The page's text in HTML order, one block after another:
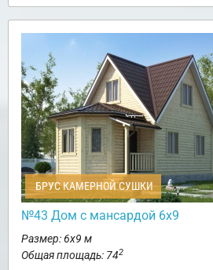
БРУС КАМЕРНОЙ СУШКИ
№43 Дом с мансардой 6х9
Размер: 6х9 м
Общая площадь: 742